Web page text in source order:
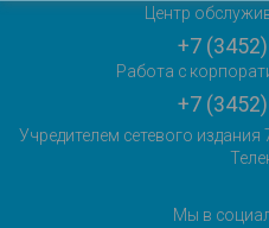
Центр
+7
Работа с
+7
Учредителем сетевого
Мы в